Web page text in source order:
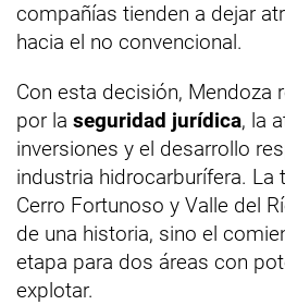
compañías tienden a dejar
hacia el no convencional.
Con esta decisión, Mendoza
por la seguridad jurídica, la
inversiones y el desarrollo
industria hidrocarburífera. La
Cerro Fortunoso y Valle del
de una historia, sino el
etapa para dos áreas con
explotar.